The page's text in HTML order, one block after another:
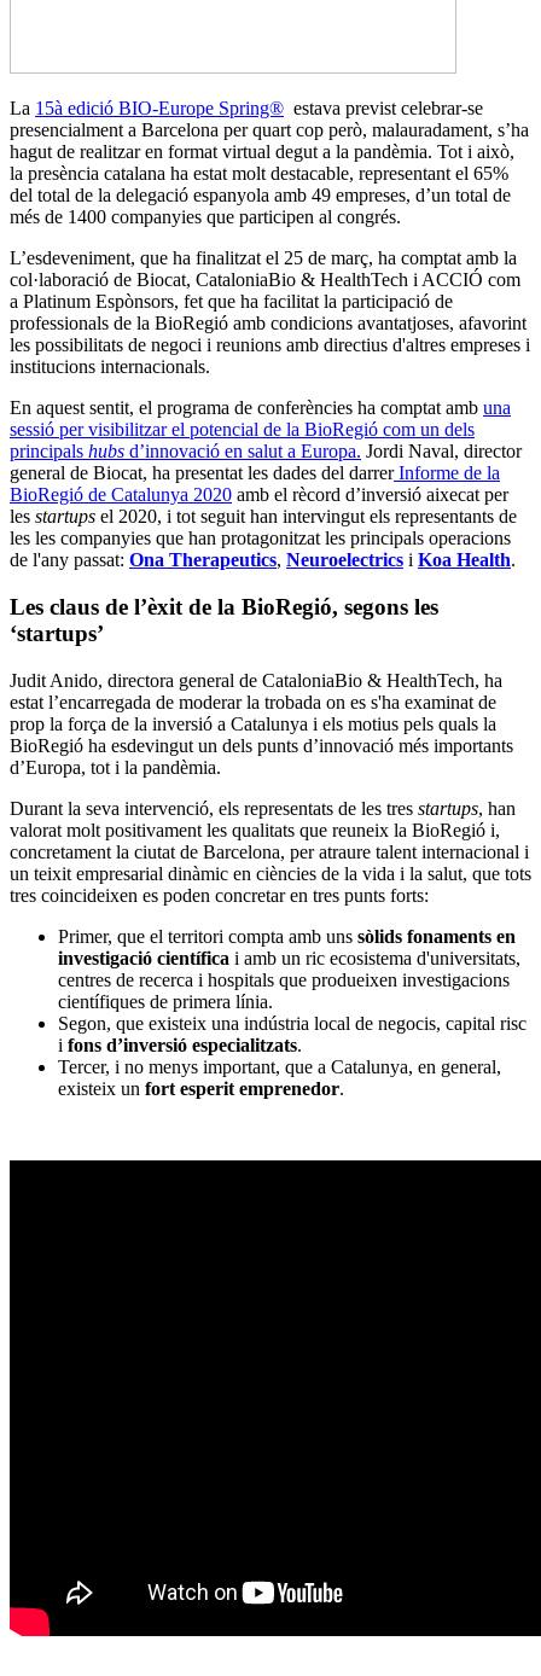
La 15à edició BIO-Europe Spring® estava previst celebrar-se
presencialment a Barcelona per quart cop però, malauradament, s’ha
hagut de realitzar en format virtual degut a la pandèmia. Tot i això,
la presència catalana ha estat molt destacable, representant el 65%
del total de la delegació espanyola amb 49 empreses, d’un total de
més de 1400 companyies que participen al congrés.
L’esdeveniment, que ha finalitzat el 25 de març, ha comptat amb la
col·laboració de Biocat, CataloniaBio & HealthTech i ACCIÓ com
a Platinum Espònsors, fet que ha facilitat la participació de
professionals de la BioRegió amb condicions avantatjoses, afavorint
les possibilitats de negoci i reunions amb directius d'altres empreses i
institucions internacionals.
En aquest sentit, el programa de conferències ha comptat amb una
sessió per visibilitzar el potencial de la BioRegió com un dels
principals hubs d’innovació en salut a Europa. Jordi Naval, director
general de Biocat, ha presentat les dades del darrerInforme de la
BioRegió de Catalunya 2020 amb el rècord d’inversió aixecat per
les startups el 2020, i tot seguit han intervingut els representants de
les les companyies que han protagonitzat les principals operacions
de l'any passat: Ona Therapeutics, Neuroelectrics i Koa Health.
Les claus de l’èxit de la BioRegió, segons les
‘startups’
Judit Anido, directora general de CataloniaBio & HealthTech, ha
estat l’encarregada de moderar la trobada on es s'ha examinat de
prop la força de la inversió a Catalunya i els motius pels quals la
BioRegió ha esdevingut un dels punts d’innovació més importants
d’Europa, tot i la pandèmia.
Durant la seva intervenció, els representats de les tres startups, han
valorat molt positivament les qualitats que reuneix la BioRegió i,
concretament la ciutat de Barcelona, per atraure talent internacional i
un teixit empresarial dinàmic en ciències de la vida i la salut, que tots
tres coincideixen es poden concretar en tres punts forts:
Primer, que el territori compta amb uns sòlids fonaments en
investigació científica i amb un ric ecosistema d'universitats,
centres de recerca i hospitals que produeixen investigacions
científiques de primera línia.
Segon, que existeix una indústria local de negocis, capital risc
i fons d’inversió especialitzats.
Tercer, i no menys important, que a Catalunya, en general,
existeix un fort esperit emprenedor.